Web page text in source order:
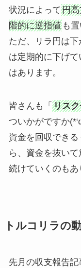
状況によって円
階的に逆指値も置
ただ、リラ円は
は定期的に下げ
はあります。
皆さんも「 リス
ついかがですか
資金を回収でき
ら、資金を抜い
続けていくのもあ
トルコリラの
先月の収支報告